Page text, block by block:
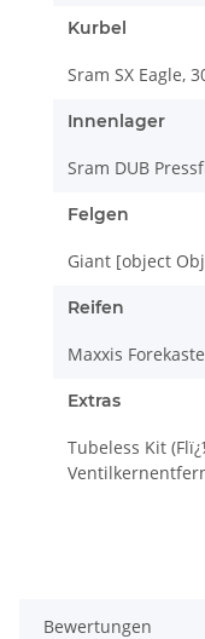
Kurbel
Sram SX Eagle,
Innenlager
Sram DUB
Felgen
Giant [object
Reifen
Maxxis
Extras
Tubeless Kit
Bewertungen